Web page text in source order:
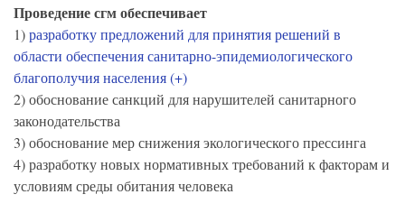
Проведение сгм обеспечивает
1)разработку предложений для принятия решений в
области обеспечения санитарно-эпидемиологического
благополучия населения (+)
2) обоснование санкций для нарушителей санитарного
законодательства
3) обоснование мер снижения экологического прессинга
4) разработку новых нормативных требований к факторам и
условиям среды обитания человека